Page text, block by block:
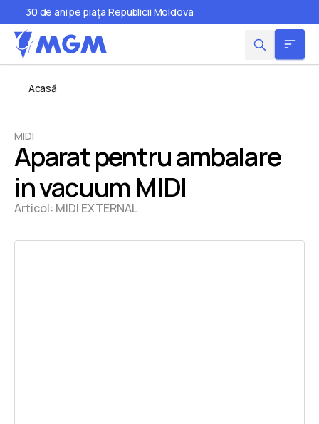
30 de ani pe piața Republicii Moldova
Acasă
MIDI
Aparat pentru ambalare
in vacuum MIDI
Articol: MIDI EXTERNAL